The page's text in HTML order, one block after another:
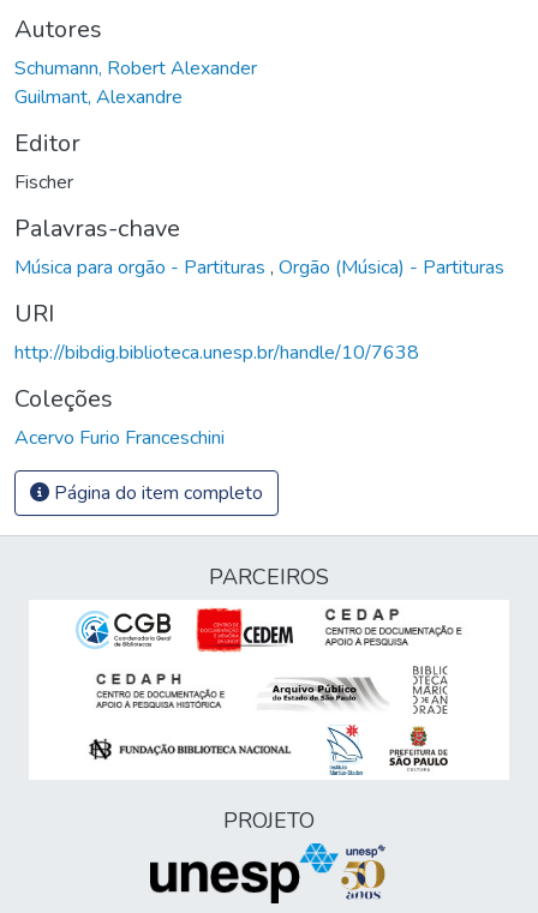
Autores
Schumann, Robert Alexander
Guilmant, Alexandre
Editor
Fischer
Palavras-chave
Música para orgão - Partituras , Orgão (Música) - Partituras
URI
http://bibdig.biblioteca.unesp.br/handle/10/7638
Coleções
Acervo Furio Franceschini
Página do item completo
PARCEIROS
PROJETO